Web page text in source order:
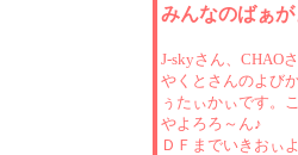
みんなのばぁが
J-skyさん、CHAO
やくとさんのよび
ぅたぃかぃです。
やよろろ～ん♪
ＤＦまでいきおぃ